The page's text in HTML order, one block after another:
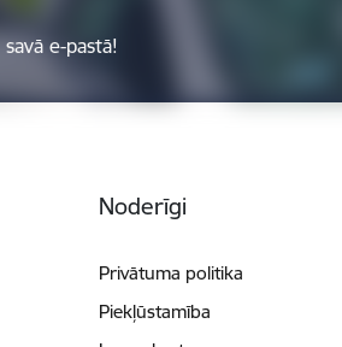
e-pastā!
Noderīgi
Privātuma politika
Piekļūstamība